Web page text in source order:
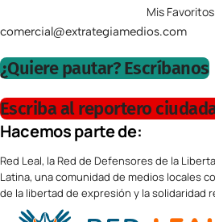
Mis Favoritos
comercial@extrategiamedios.com
¿Quiere pautar? Escríbanos
Escriba al reportero
Hacemos parte de:
Red Leal, la Red de Defensores de la
Latina, una comunidad de medios locales
de la libertad de expresión y la solidaridad